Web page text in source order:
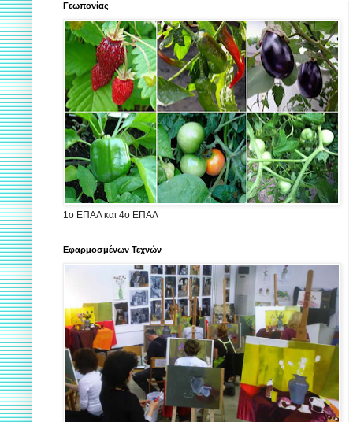
Γεωπονίας
1ο ΕΠΑΛ και 4ο ΕΠΑΛ
Εφαρμοσμένων Τεχνών